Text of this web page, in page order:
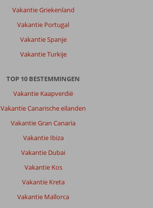
Vakantie Griekenland
Vakantie Portugal
Vakantie Spanje
Vakantie Turkije
TOP 10 BESTEMMINGEN
Vakantie Kaapverdië
Vakantie Canarische eilanden
Vakantie Gran Canaria
Vakantie Ibiza
Vakantie Dubai
Vakantie Kos
Vakantie Kreta
Vakantie Mallorca